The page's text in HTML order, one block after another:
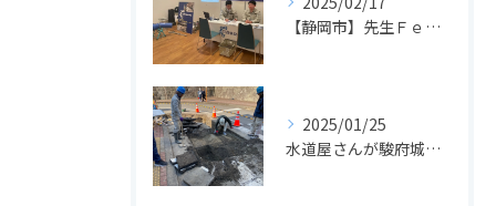
【静岡市】先生Ｆｅｓで先生方に配管体験＆ドローンを実施しました！
2025/01/25
水道屋さんが駿府城で文化財発見！